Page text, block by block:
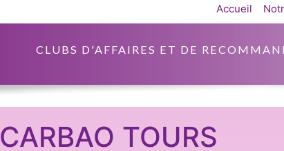
CLUBS D'AFFAIRES ET DE
Accueil
CARBAO TOURS